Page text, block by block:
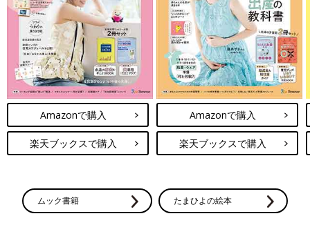
調理前に必ずお読みになり、ご家庭の状況に合わせて活用してく
ださい。
電子レンジについて
●電子レンジは600Wが基準です。電子レンジが600W以外のワッ
ト数の場合、加熱時間はメーカーにお問い合わせください。電子
レンジは機種により加熱時間が違います。初めはレシピより短い
時間で加熱し、様子を見ながら加熱時間を調節しましょう。
●電子レンジで液体を加熱するとき、沸点に達していても沸騰し
す(＝突沸現象)。やけどの原因になりますので、ご注意くださ
い。
Amazonで購入
楽天ブックスで購入
Amazonで購入
楽天ブックスで購入
ムック書籍 たまひよの絵本